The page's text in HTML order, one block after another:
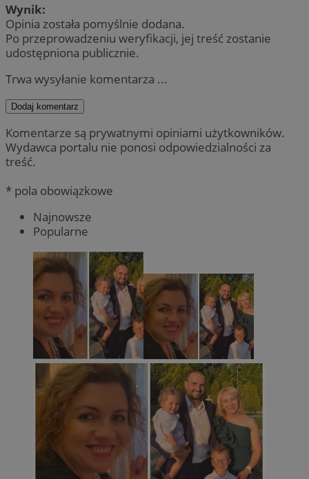
Wynik:
Opinia została pomyślnie dodana.
Po przeprowadzeniu weryfikacji, jej treść zostanie
udostępniona publicznie.
Trwa wysyłanie komentarza ...
Dodaj komentarz
Komentarze są prywatnymi opiniami użytkowników.
Wydawca portalu nie ponosi odpowiedzialności za
treść.
* pola obowiązkowe
Najnowsze
Popularne